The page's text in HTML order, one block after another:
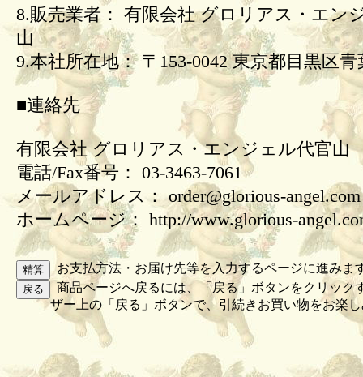
8.販売業者： 有限会社 グロリアス・エン
山
9.本社所在地： 〒153-0042 東京都目黒区青
■連絡先
有限会社 グロリアス・エンジェル代官山
電話/Fax番号： 03-3463-7061
メールアドレス： order@glorious-angel.com
ホームページ： http://www.glorious-
お支払方法・お届け先等を入力するページに進みま
商品ページへ戻るには、「戻る」ボタンをクリック
ザー上の「戻る」ボタンで、引続きお買い物をお楽